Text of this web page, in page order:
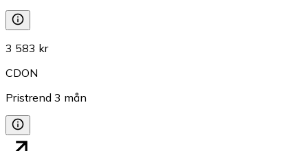
3 583 kr
CDON
Pristrend 3 mån